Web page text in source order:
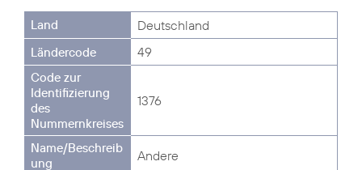
Deutschland
49
1376
Andere